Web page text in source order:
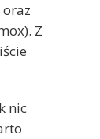
Z
nic